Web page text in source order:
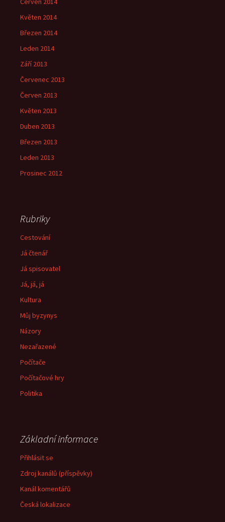
Květen 2014
Březen 2014
Leden 2014
Září 2013
Červenec 2013
Červen 2013
Květen 2013
Duben 2013
Březen 2013
Leden 2013
Prosinec 2012
Rubriky
Cestování
Já čtenář
Já spisovatel
Já, já, já
Kultura
Můj byzynys
Názory
Nezařazené
Počítače
Počítačové hry
Politika
Základní informace
Přihlásit se
Zdroj kanálů (příspěvky)
Kanál komentářů
Česká lokalizace